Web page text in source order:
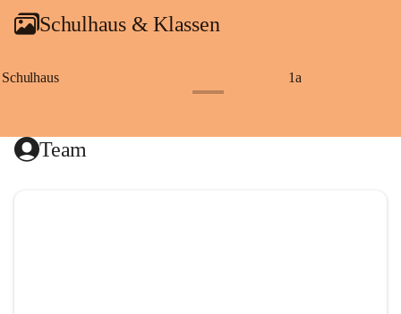
Schulhaus & Klassen
Schulhaus 1a
Team